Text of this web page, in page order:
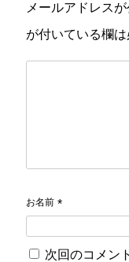
メールアドレス
が付いている欄
お名前 *
次回のコメン